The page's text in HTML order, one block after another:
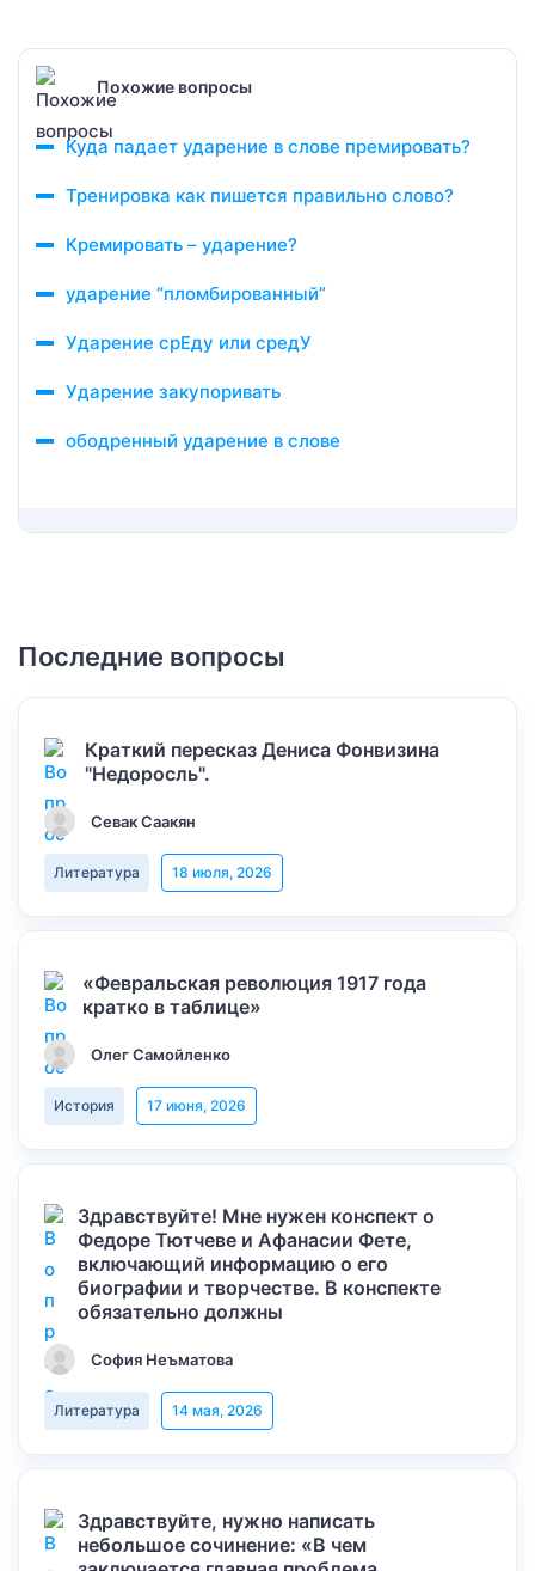
Похожие вопросы
Куда падает ударение в слове премировать?
Тренировка как пишется правильно слово?
Кремировать – ударение?
ударение “пломбированный”
Ударение срЕду или средУ
Ударение закупоривать
ободренный ударение в слове
Последние вопросы
Краткий пересказ Дениса Фонвизина
"Недоросль".
Севак Саакян
Литература 18 июля, 2026
«Февральская революция 1917 года
кратко в таблице»
Олег Самойленко
История 17 июня, 2026
Здравствуйте! Мне нужен конспект о
Федоре Тютчеве и Афанасии Фете,
включающий информацию о его
биографии и творчестве. В конспекте
обязательно должны
София Неъматова
Литература 14 мая, 2026
Здравствуйте, нужно написать
небольшое сочинение: «В чем